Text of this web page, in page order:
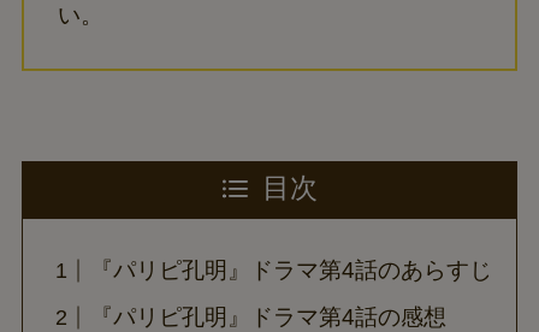
い。
目次
『パリピ孔明』ドラマ第4話のあらすじ
『パリピ孔明』ドラマ第4話の感想